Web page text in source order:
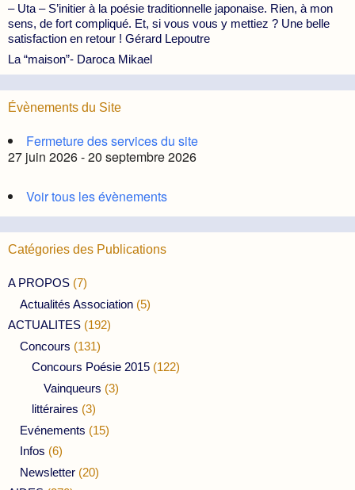
– Uta – S’initier à la poésie traditionnelle japonaise. Rien, à mon
sens, de fort compliqué. Et, si vous vous y mettiez ? Une belle
satisfaction en retour ! Gérard Lepoutre
La “maison”- Daroca Mikael
Évènements du Site
Fermeture des services du site
27 juin 2026 - 20 septembre 2026
Voir tous les évènements
Catégories des Publications
A PROPOS (7)
Actualités Association (5)
ACTUALITES (192)
Concours (131)
Concours Poésie 2015 (122)
Vainqueurs (3)
littéraires (3)
Evénements (15)
Infos (6)
Newsletter (20)